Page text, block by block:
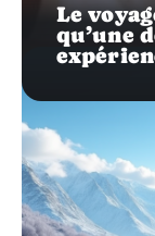
Le
qu’une